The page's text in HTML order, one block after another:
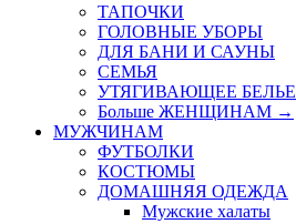
ТАПОЧКИ
ГОЛОВНЫЕ УБОРЫ
ДЛЯ БАНИ И САУНЫ
СЕМЬЯ
УТЯГИВАЮЩЕЕ БЕЛЬЕ
Больше ЖЕНЩИНАМ →
МУЖЧИНАМ
ФУТБОЛКИ
КОСТЮМЫ
ДОМАШНЯЯ ОДЕЖДА
Мужские халаты